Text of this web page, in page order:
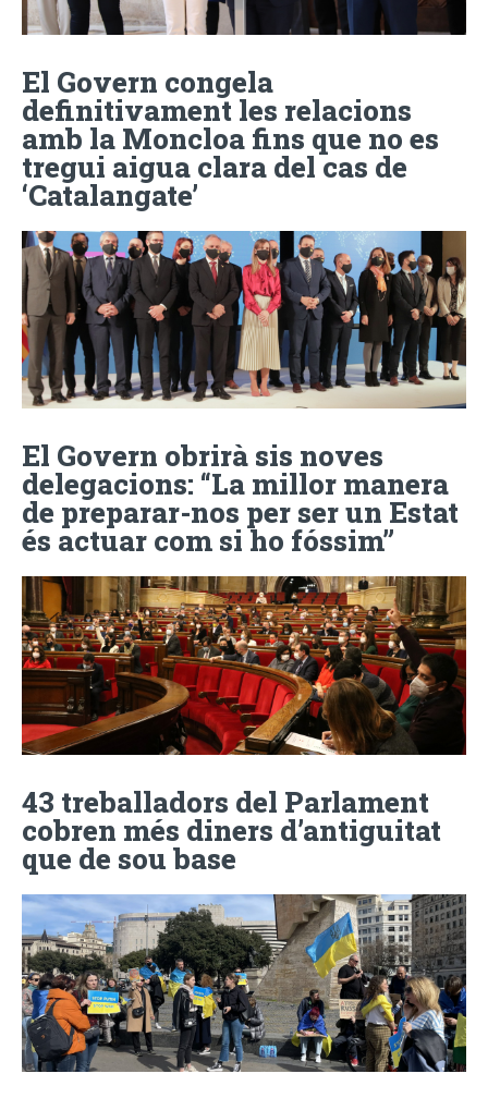
El Govern congela
definitivament les relacions
amb la Moncloa fins que no es
tregui aigua clara del cas de
‘Catalangate’
El Govern obrirà sis noves
delegacions: “La millor manera
de preparar-nos per ser un Estat
és actuar com si ho fóssim”
43 treballadors del Parlament
cobren més diners d’antiguitat
que de sou base